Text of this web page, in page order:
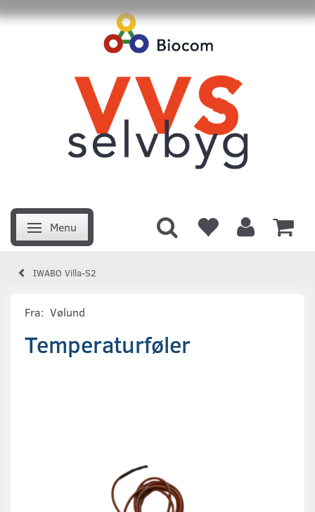
Skifte navigation
Menu
IWABO Villa-S2
Fra: Vølund
Temperaturføler